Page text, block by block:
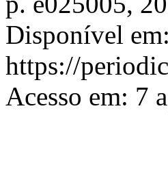
Disponível em:
https://
Acesso em: 7